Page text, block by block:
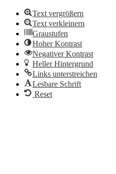
Text vergrößern
Text verkleinern
Graustufen
Hoher Kontrast
Negativer Kontrast
Heller Hintergrund
Links unterstreichen
Lesbare Schrift
Reset